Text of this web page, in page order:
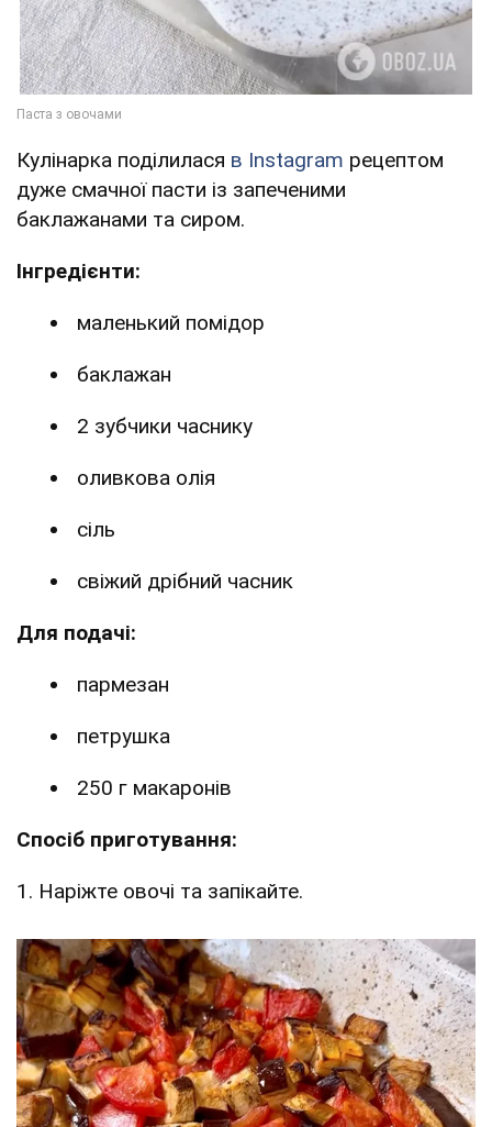
Кулінарка поділилася в Instagram рецептом
дуже смачної пасти із запеченими
баклажанами та сиром.
Інгредієнти:
маленький помідор
баклажан
2 зубчики часнику
оливкова олія
сіль
свіжий дрібний часник
Для подачі:
пармезан
петрушка
250 г макаронів
Спосіб приготування:
1. Наріжте овочі та запікайте.